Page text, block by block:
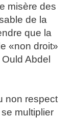
misère des
de la
que la
«non droit»
Abdel
non respect
multiplier